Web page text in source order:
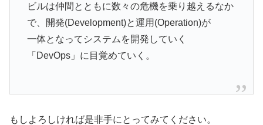
ビルは仲間とともに数々の危機を乗り越えるなか
で、開発(Development)と運用(Operation)が
一体となってシステムを開発していく
「DevOps」に目覚めていく。
もしよろしければ是非手にとってみてください。